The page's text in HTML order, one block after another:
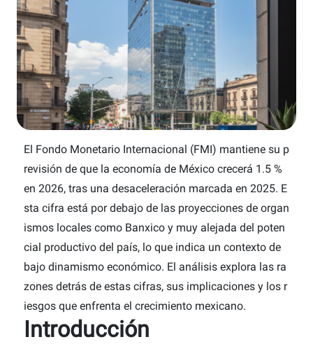
El Fondo Monetario Internacional (FMI) mantiene su p
revisión de que la economía de México crecerá 1.5 %
en 2026, tras una desaceleración marcada en 2025. E
sta cifra está por debajo de las proyecciones de organ
ismos locales como Banxico y muy alejada del poten
cial productivo del país, lo que indica un contexto de
bajo dinamismo económico. El análisis explora las ra
zones detrás de estas cifras, sus implicaciones y los r
iesgos que enfrenta el crecimiento mexicano.
Introducción